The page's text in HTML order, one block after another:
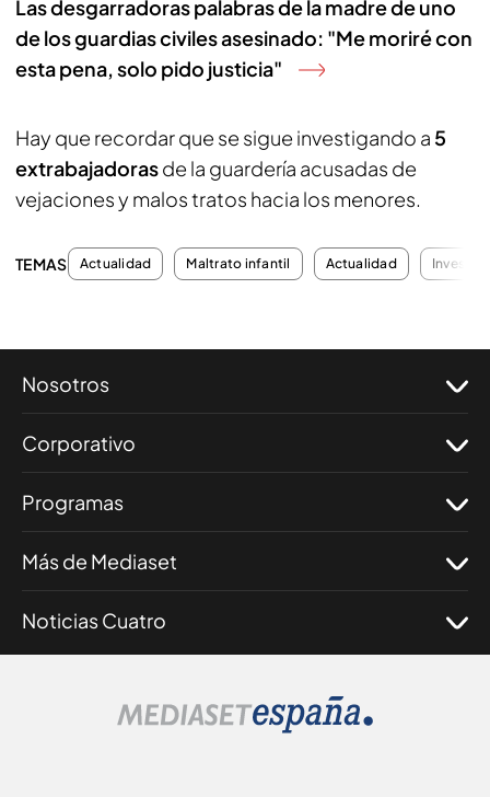
Las desgarradoras palabras de la madre de uno
de los guardias civiles asesinado: "Me moriré con
esta pena, solo pido justicia"
Hay que recordar que se sigue investigando a 5
extrabajadorasde la guardería acusadas de
vejaciones y malos tratos hacia los menores.
TEMAS Actualidad Maltrato infantil Actualidad
Nosotros
Corporativo
Programas
Más de Mediaset
Noticias Cuatro